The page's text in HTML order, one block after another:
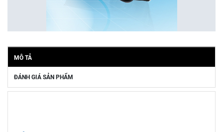
MÔ TẢ
ĐÁNH GIÁ SẢN PHẨM